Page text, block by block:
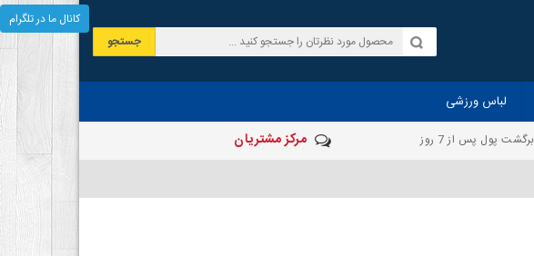
جستجو
لباس ورزشی
پول پس از 7 روز مرکز مشتریان
کانال ما در تلگرام